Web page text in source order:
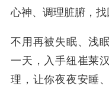
心神、调理脏腑，找
不用再被失眠、浅
一天，入手纽崔莱
理，让你夜夜安睡